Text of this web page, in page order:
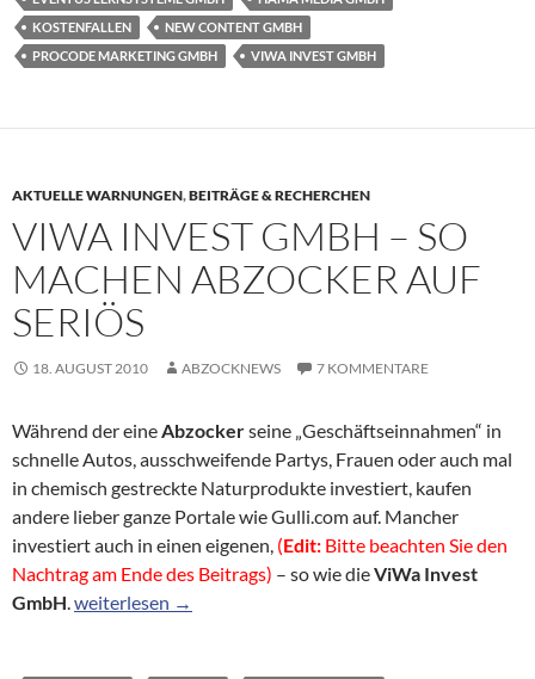
KOSTENFALLEN
NEW CONTENT GMBH
PROCODE MARKETING GMBH
VIWA INVEST GMBH
AKTUELLE WARNUNGEN,BEITRÄGE & RECHERCHEN
VIWA INVEST GMBH – SO
MACHEN ABZOCKER AUF
SERIÖS
18. AUGUST 2010 ABZOCKNEWS 7 KOMMENTARE
Während der eineAbzockerseine „Geschäftseinnahmen“ in
schnelle Autos, ausschweifende Partys, Frauen oder auch mal
in chemisch gestreckte Naturprodukte investiert, kaufen
andere lieber ganze Portale wie Gulli.com auf. Mancher
investiert auch in einen eigenen, (Edit: Bitte beachten Sie den
Nachtrag am Ende des Beitrags) – so wie dieViWa Invest
GmbH.ViWa Invest GmbH – so machen Abzocker auf seriös
weiterlesen →